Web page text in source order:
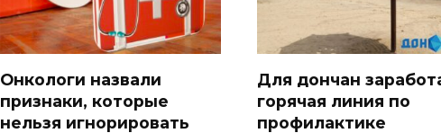
Онкологи назвали
признаки, которые
нельзя игнорировать
Для дончан
горячая линия по
профилактике